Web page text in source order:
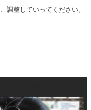
調整していってください。